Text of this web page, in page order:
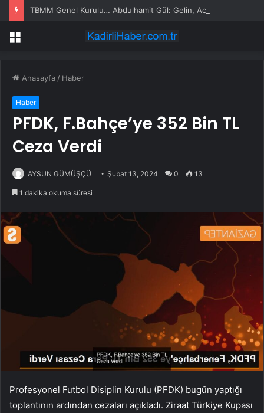
Menü
Anasayfa / Haber
Haber
PFDK, F.Bahçe’ye 352 Bin TL
Ceza Verdi
AYSUN GÜMÜŞÇÜ Şubat 13, 2024 0 13
1 dakika okuma süresi
Profesyonel Futbol Disiplin Kurulu (PFDK) bugün yaptığı
toplantının ardından cezaları açıkladı. Ziraat Türkiye Kupası